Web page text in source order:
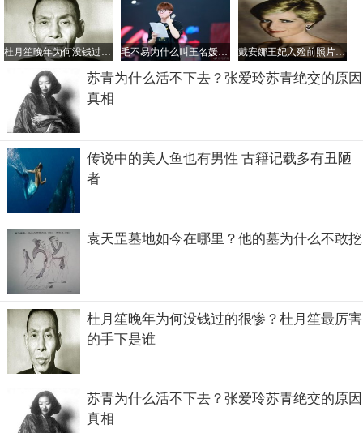
戴安娜王妃入殓前照片，车祸非常惨烈王妃都被毁容了
苏青为什么活不下去？张爱玲苏青绝交的原因
真相
传说中的美人鱼也有男性 古籍记载多有丑陋
者
袁天罡墓地如今在哪里？他的墓为什么不敢挖
杜月笙晚年为何没钱过的很惨？杜月笙最厉害
的手下是谁
苏青为什么活不下去？张爱玲苏青绝交的原因
真相